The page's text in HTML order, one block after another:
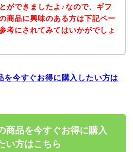
ができましたよ♪なので、ギフ
商品に興味のある方は下記ペー
考にされてみてはいかがでしょ
を今すぐお得に購入したい方は
商品を今すぐお得に購入
い方はこちら